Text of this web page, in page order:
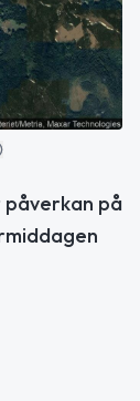
påverkan på